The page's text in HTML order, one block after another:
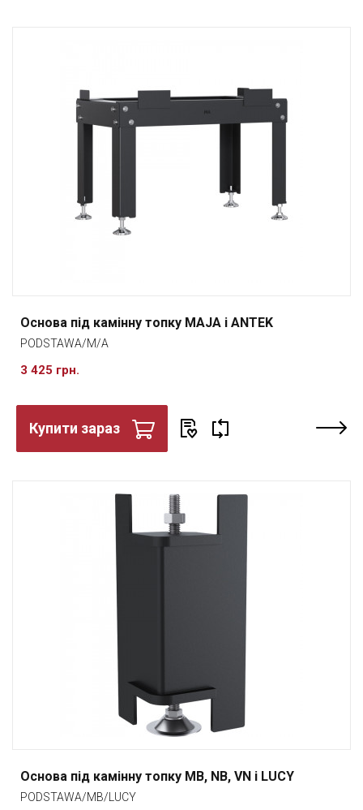
Основа під камінну топку MAJA і ANTEK
PODSTAWA/M/A
3 425 грн.
Купити зараз
Основа під камінну топку MB, NB, VN і LUCY
PODSTAWA/MB/LUCY